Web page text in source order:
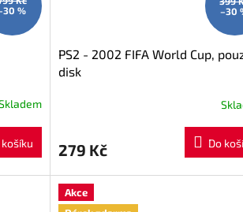
%
košíku
–30
PS2 - 2002 FIFA World Cup,
disk
279 Kč Do
Akce